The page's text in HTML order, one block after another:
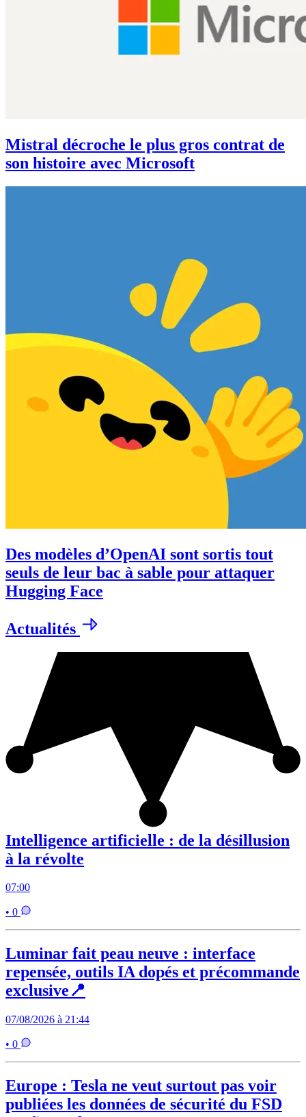
Mistral décroche le plus gros contrat de
son histoire avec Microsoft
Des modèles d’OpenAI sont sortis tout
seuls de leur bac à sable pour attaquer
Hugging Face
Actualités
Intelligence artificielle : de la désillusion
à la révolte
07:00
• 0
Luminar fait peau neuve : interface
repensée, outils IA dopés et précommande
exclusive📍
07/08/2026 à 21:44
• 0
Europe : Tesla ne veut surtout pas voir
publiées les données de sécurité du FSD